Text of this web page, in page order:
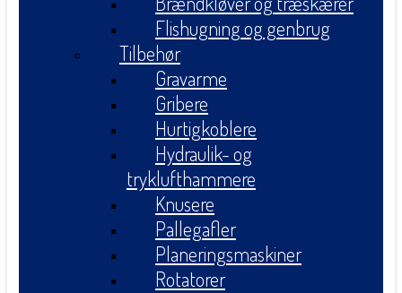
Flishugning og genbrug
Tilbehør
Gravarme
Gribere
Hurtigkoblere
Hydraulik- og
tryklufthammere
Knusere
Pallegafler
Planeringsmaskiner
Rotatorer